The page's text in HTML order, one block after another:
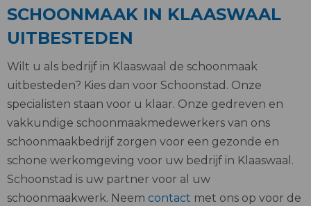
SCHOONMAAK IN KLAASWAAL
UITBESTEDEN
Wilt u als bedrijf in Klaaswaal de schoonmaak
uitbesteden? Kies dan voor Schoonstad. Onze
specialisten staan voor u klaar. Onze gedreven en
vakkundige schoonmaakmedewerkers van ons
schoonmaakbedrijf zorgen voor een gezonde en
schone werkomgeving voor uw bedrijf in Klaaswaal.
Schoonstad is uw partner voor al uw
schoonmaakwerk. Neem contact met ons op voor de